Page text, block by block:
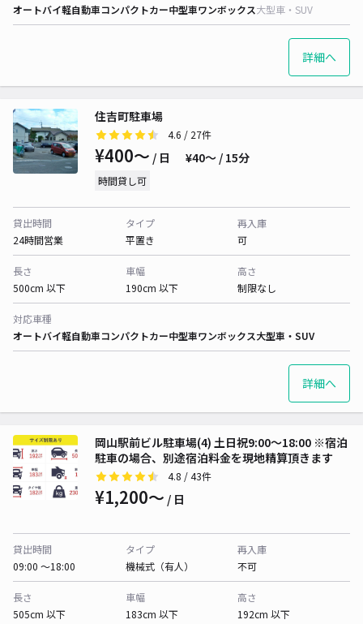
オートバイ軽自動車コンパクトカー中型車ワンボックス大型車・SUV
詳細へ
住吉町駐車場
4.6 / 27件
¥400〜 / 日 ¥40〜 / 15分
時間貸し可
貸出時間
24時間営業
タイプ
平置き
再入庫
可
長さ
500cm 以下
車幅
190cm 以下
高さ
制限なし
対応車種
オートバイ軽自動車コンパクトカー中型車ワンボックス大型車・SUV
詳細へ
岡山駅前ビル駐車場(4) 土日祝9:00～18:00 ※宿泊
駐車の場合、別途宿泊料金を現地精算頂きます
4.8 / 43件
¥1,200〜 / 日
貸出時間
09:00 〜18:00
タイプ
機械式（有人）
再入庫
不可
長さ
505cm 以下
車幅
183cm 以下
高さ
192cm 以下